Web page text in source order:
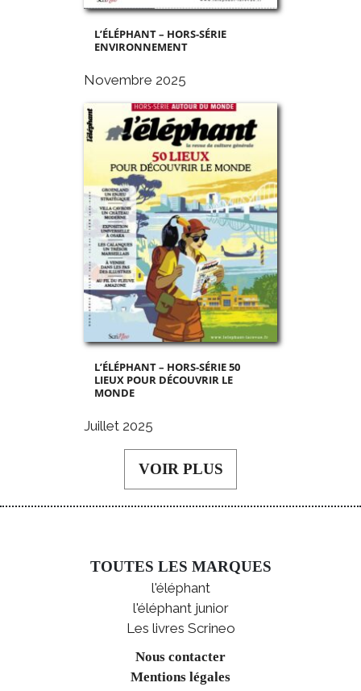
L’ÉLÉPHANT – HORS-SÉRIE
ENVIRONNEMENT
Novembre 2025
L’ÉLÉPHANT – HORS-SÉRIE 50
LIEUX POUR DÉCOUVRIR LE
MONDE
Juillet 2025
VOIR PLUS
TOUTES LES MARQUES
l'éléphant
l'éléphant junior
Les livres Scrineo
Nous contacter
Mentions légales